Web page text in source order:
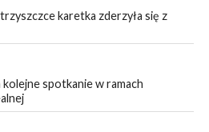
karetka zderzyła się z
spotkanie w ramach